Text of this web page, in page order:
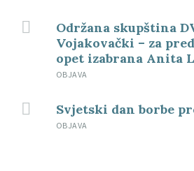
Održana skupština
Vojakovački – za
opet izabrana Anita
OBJAVA
Svjetski dan borbe
OBJAVA